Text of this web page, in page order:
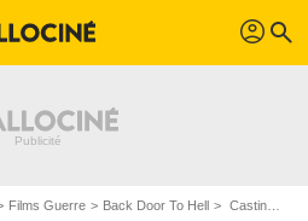
profil search
Films Guerre Back Door To Hell Casting Back Door To Hell